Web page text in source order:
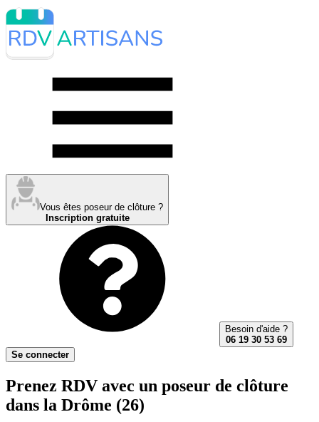
Vous êtes poseur de clôture ?
Inscription gratuite
Besoin d'aide ?
06 19 30 53 69
Se connecter
Prenez RDV avec un poseur de clôture
dans la Drôme (26)